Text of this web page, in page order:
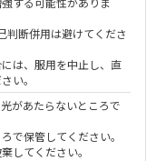
判断併用は避けてくださ
は、服用を中止し、直
い。
があたらないところで
で保管してください。
してください。